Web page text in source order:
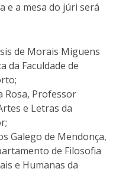
e a mesa do júri será
de Morais Miguens
da Faculdade de
Rosa, Professor
e Letras da
Galego de Mendonça,
de Filosofia
e Humanas da